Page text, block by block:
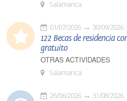
Salamanca
01/07/2026 30/09/2026
122 Becas de residencia
gratuito
OTRAS ACTIVIDADES
Salamanca
26/06/2026 31/08/2026